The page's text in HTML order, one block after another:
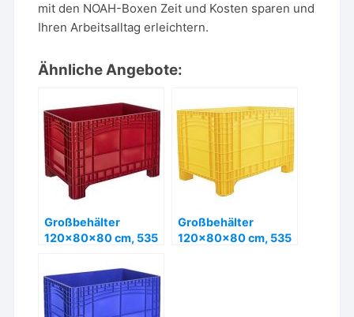
mit den NOAH-Boxen Zeit und Kosten sparen und
Ihren Arbeitsalltag erleichtern.
Ähnliche Angebote:
Großbehälter
120x80x80 cm, 535
– ab 303,99 €
Großbehälter
120x80x80 cm, 535